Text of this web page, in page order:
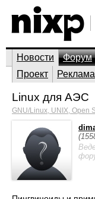
Новости Форум
Проект
Реклама
Linux для АЭС
GNU/Linux, UNIX, Open